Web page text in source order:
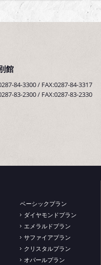
館
84-3300 / FAX:0287-84-3317
83-2300 / FAX:0287-83-2330
ベーシックプラン
ダイヤモンドプラン
エメラルドプラン
サファイアプラン
クリスタルプラン
オパールプラン